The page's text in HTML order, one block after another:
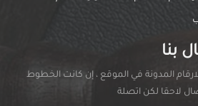
بنا
المدونة في الموقع ، إن كانت الخطوط
لاحقا لكن اتصلة